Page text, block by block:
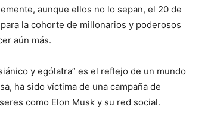
aunque ellos no lo sepan, el 20 de
la cohorte de millonarios y poderosos
aún más.
y ególatra” es el reflejo de un mundo
ha sido víctima de una campaña de
como Elon Musk y su red social.